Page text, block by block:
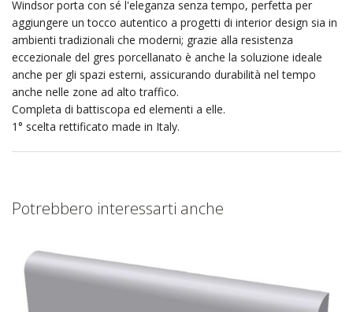
Windsor porta con sé l'eleganza senza tempo, perfetta per
aggiungere un tocco autentico a progetti di interior design sia in
ambienti tradizionali che moderni; grazie alla resistenza
eccezionale del gres porcellanato è anche la soluzione ideale
anche per gli spazi esterni, assicurando durabilità nel tempo
anche nelle zone ad alto traffico.
Completa di battiscopa ed elementi a elle.
1° scelta rettificato made in Italy.
Potrebbero interessarti anche